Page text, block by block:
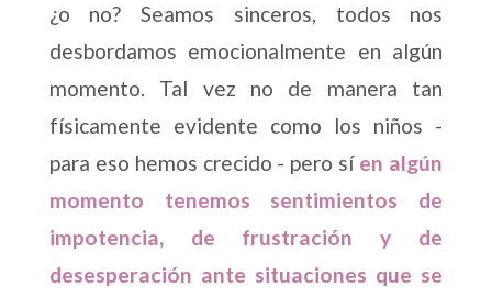
¿o no? Seamos sinceros, todos nos
desbordamos emocionalmente en algún
momento. Tal vez no de manera tan
físicamente evidente como los niños -
para eso hemos crecido - pero sí en algún
momento tenemos sentimientos de
impotencia, de frustración y de
desesperación ante situaciones que se